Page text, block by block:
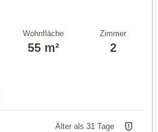
Wohnfläche
55 m²
Zimmer
2
Älter als 31 Tage